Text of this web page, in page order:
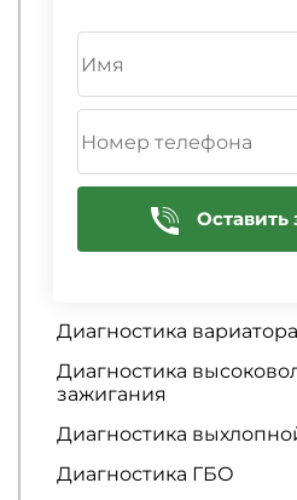
Диагностика
Диагностика АКПП
Диагностика
Диагностика
Диагностика батареи
Диагностика вариатора
Диагностика
зажигания
Диагностика
Диагностика ГБО
Оставить